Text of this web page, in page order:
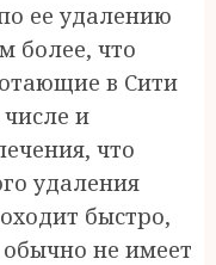
ее удалению
более, что
в Сити
и
что
удаления
быстро,
обычно не имеет